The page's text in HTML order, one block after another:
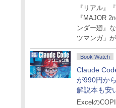
Amazonマ
『リアル』
『MAJOR
ンダー廻』
ツマンガ」
Book Watch
Claude
が990円か
解説本も安
マーセール
Excelの